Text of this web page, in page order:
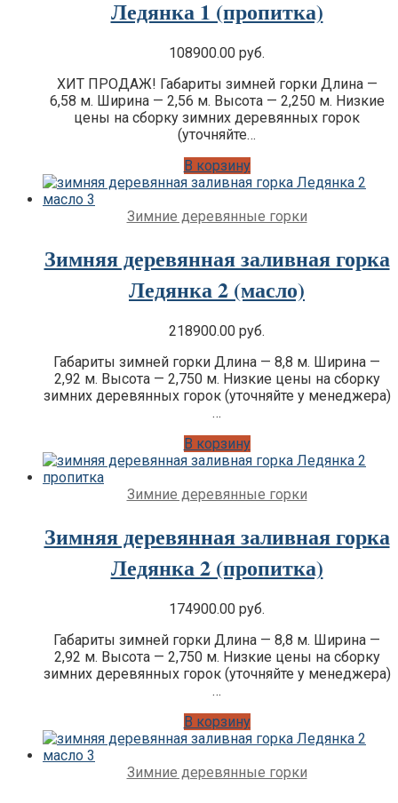
Ледянка 1 (пропитка)
108900.00 руб.
ХИТ ПРОДАЖ! Габариты зимней горки Длина —
6,58 м. Ширина — 2,56 м. Высота — 2,250 м. Низкие
цены на сборку зимних деревянных горок
(уточняйте…
В корзину
Зимние деревянные горки
Зимняя деревянная заливная горка
Ледянка 2 (масло)
218900.00 руб.
Габариты зимней горки Длина — 8,8 м. Ширина —
2,92 м. Высота — 2,750 м. Низкие цены на сборку
зимних деревянных горок (уточняйте у менеджера)
…
В корзину
Зимние деревянные горки
Зимняя деревянная заливная горка
Ледянка 2 (пропитка)
174900.00 руб.
Габариты зимней горки Длина — 8,8 м. Ширина —
2,92 м. Высота — 2,750 м. Низкие цены на сборку
зимних деревянных горок (уточняйте у менеджера)
…
В корзину
Зимние деревянные горки